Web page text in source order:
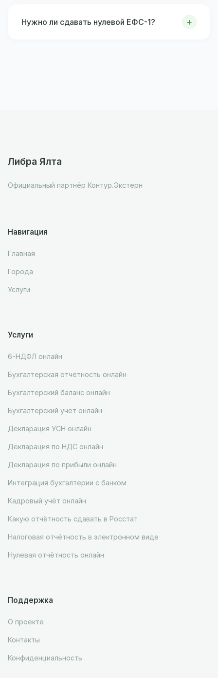
Нужно ли сдавать нулевой ЕФС-1?
Либра Ялта
Официальный партнёр Контур.Экстерн
Навигация
Главная
Города
Услуги
Услуги
6-НДФЛ онлайн
Бухгалтерская отчётность онлайн
Бухгалтерский баланс онлайн
Бухгалтерский учёт онлайн
Декларация УСН онлайн
Декларация по НДС онлайн
Декларация по прибыли онлайн
Интеграция бухгалтерии с банком
Кадровый учёт онлайн
Какую отчётность сдавать в Росстат
Налоговая отчётность в электронном виде
Нулевая отчётность онлайн
Поддержка
О проекте
Контакты
Конфиденциальность